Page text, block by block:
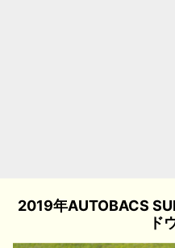
2019年AUTOBACS
ド